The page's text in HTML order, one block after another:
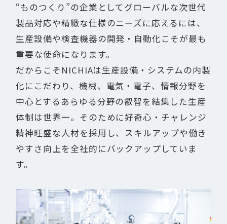
“ものつくり”の企業としてグローバルな次世代
製品対応や精緻な仕様のニーズに応えるには、
生産設備や検査機器の開発・自動化こそが最も
重要な使命になります。
だからこそNICHIAは生産設備・システムの内製
化にこだわり、機械、電気・電子、情報分野を
中心とするあらゆる分野の叡智を結集した生産
体制は世界一。そのために好奇心・チャレンジ
精神旺盛な人材を採用し、スキルアップや働き
やすさ向上を全社的にバックアップしていま
す。